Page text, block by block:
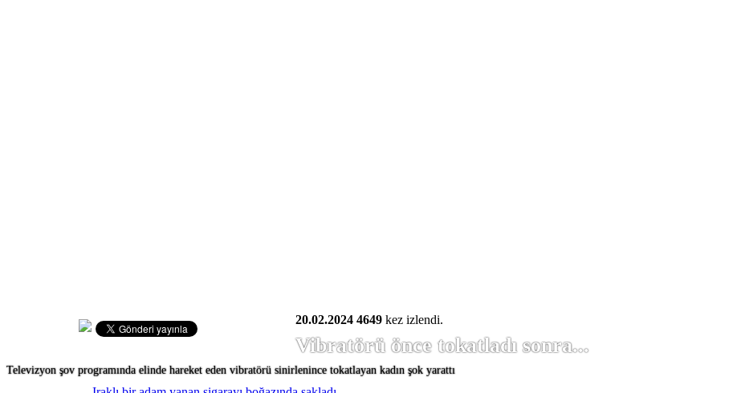
20.02.2024 4649 kez izlendi.
Vibratörü önce tokatladı sonra...
Televizyon şov programında elinde hareket eden vibratörü sinirlenince tokatlayan kadın şok yarattı